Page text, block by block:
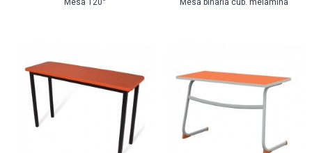
Mesa 120° Mesa binaria cub. melamina